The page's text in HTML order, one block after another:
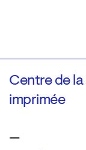
Centre de la
imprimée
—